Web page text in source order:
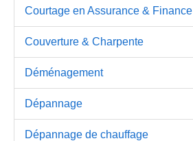
Courtage en Assurance & Finance
Couverture & Charpente
Déménagement
Dépannage
Dépannage de chauffage